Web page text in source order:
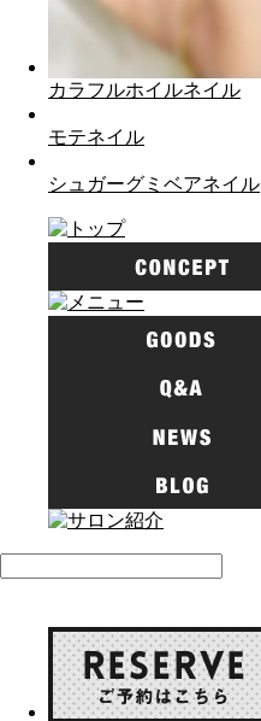
カラフルホイルネイル
モテネイル
シュガーグミベアネイル